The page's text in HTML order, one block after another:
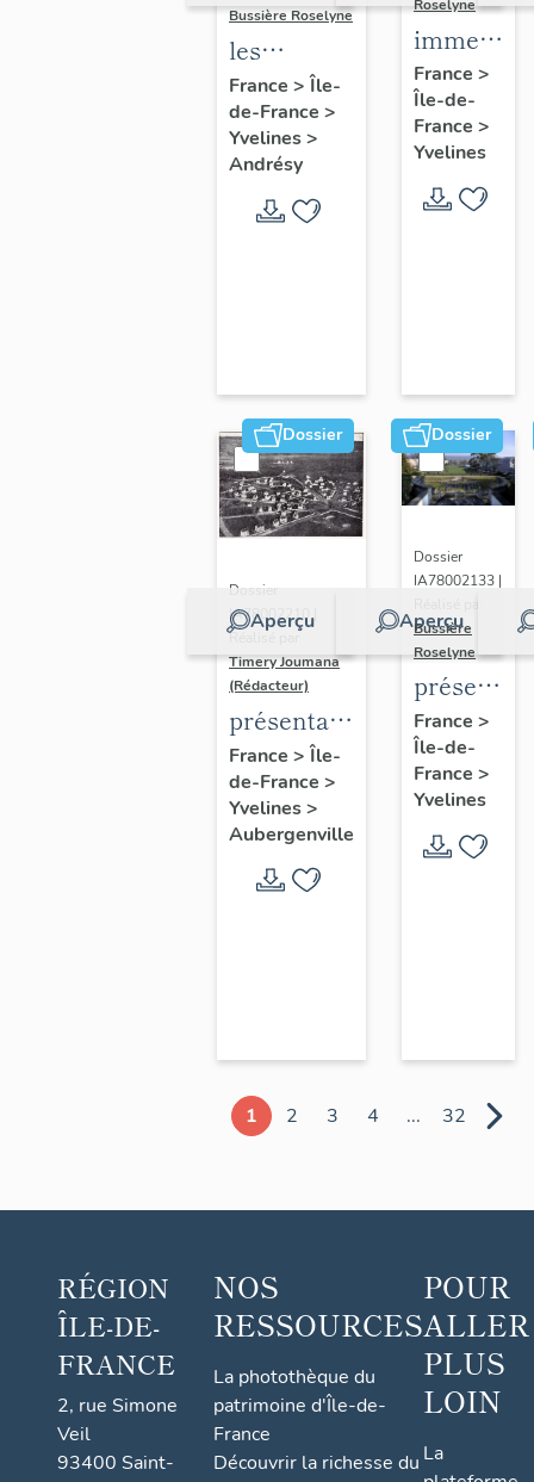
Bussière Roselyne
les
immeubles,
maisons et
fermes du
canton
d'Andrésy
France > Île-
de-France >
Yvelines>
Andrésy
Roselyne
maisons,
fermes
France >
Île-de-
France >
Yvelines
Dossier
Aperçu
Dossier
IA78002210 |
Réalisé par
Timery Joumana
(Rédacteur)
présentation
de l'étude
d'Elisabethville
France > Île-
de-France >
Yvelines>
Aubergenville
Dossier
Aperçu
Dossier
IA78002133 |
Bussière
Roselyne
du
diagnostic
et
France >
Île-de-
France >
Yvelines
1 2 3 4 ... 32
RÉGION
ÎLE-DE-
FRANCE
2, rue Simone
Veil
93400 Saint-
NOS
RESSOURCES
La photothèque du
patrimoine d'Île-de-
France
Découvrir la richesse du
POUR
ALLER
PLUS
LOIN
La